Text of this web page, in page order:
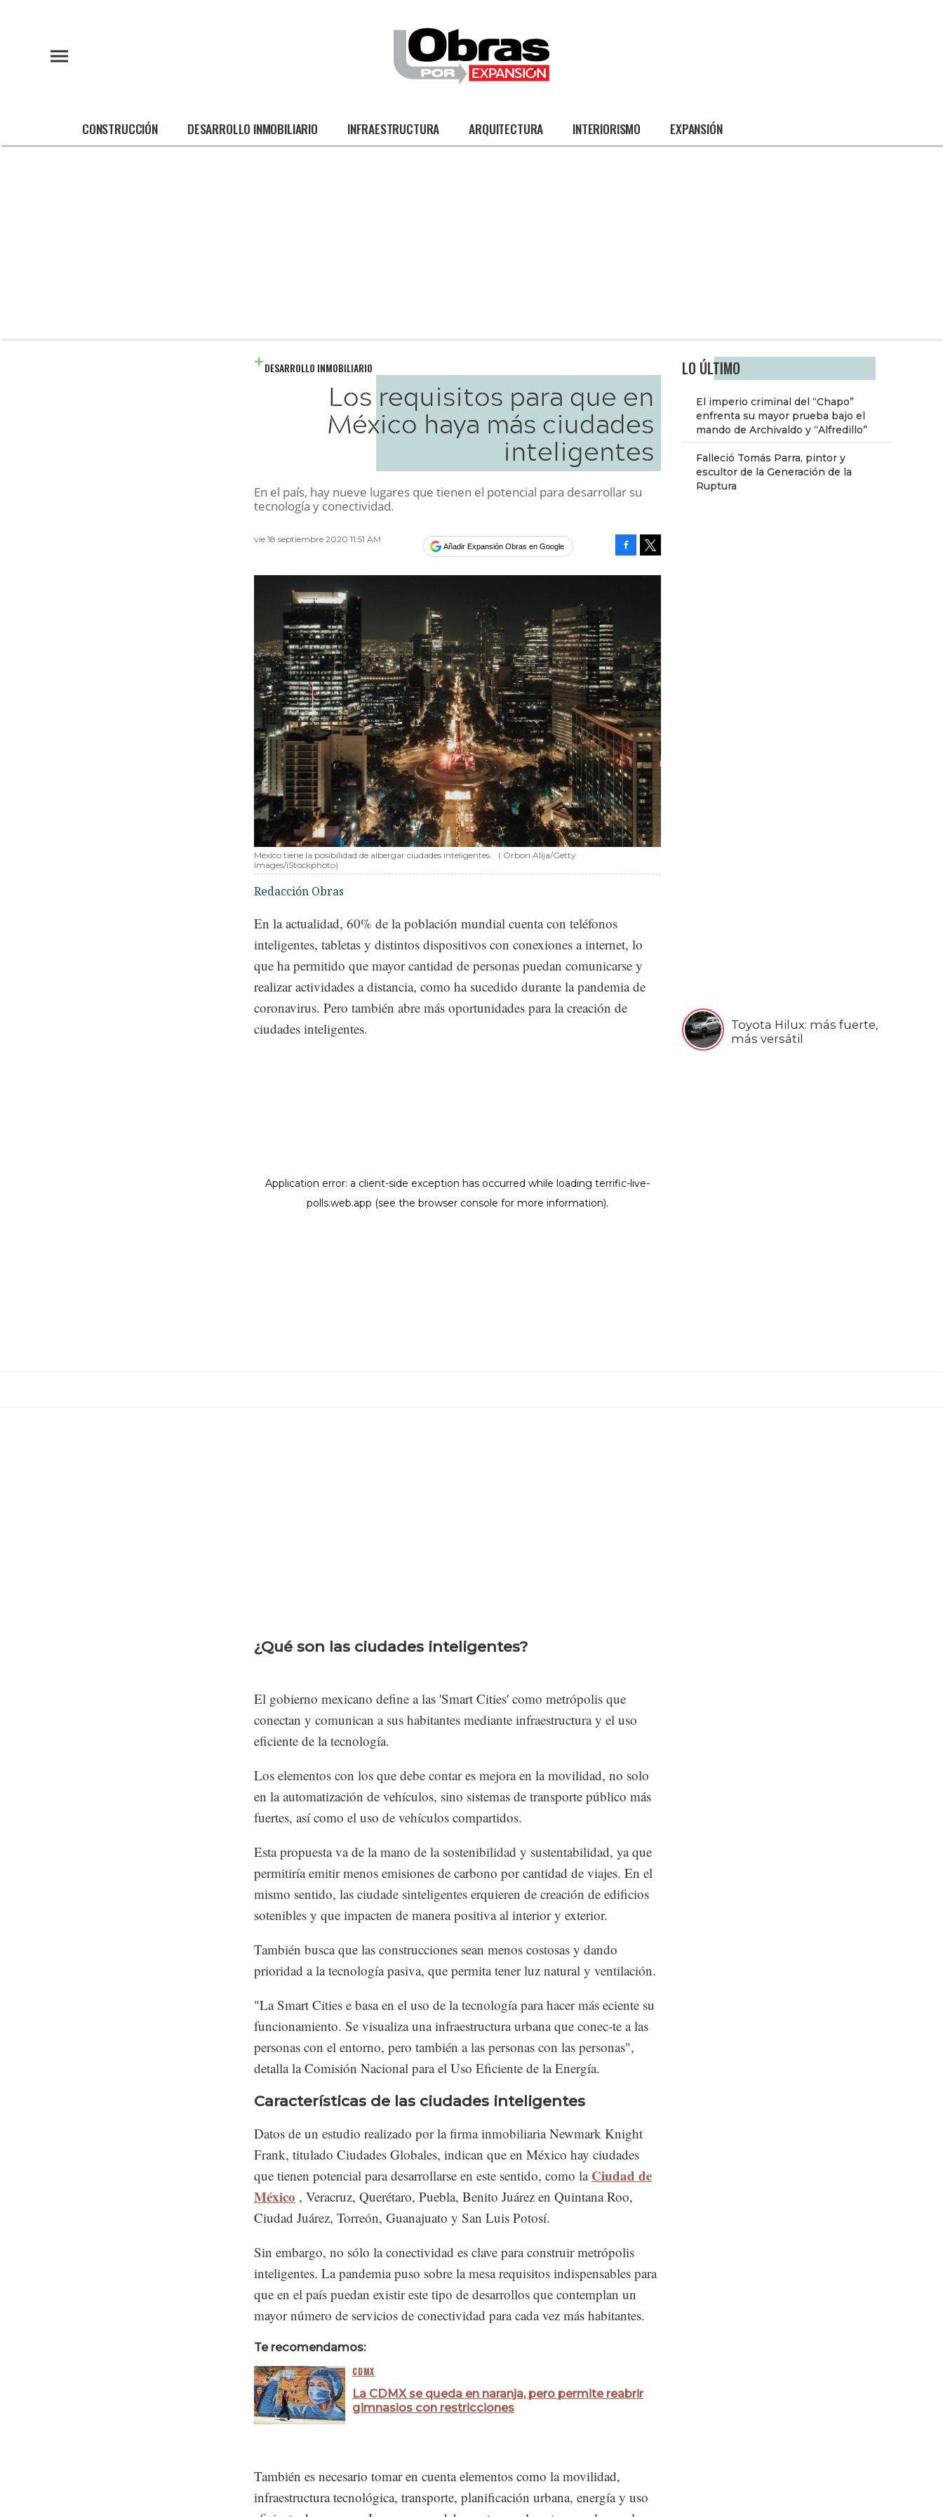
CONSTRUCCIÓN DESARROLLO INMOBILIARIO INFRAESTRUCTURA ARQUITECTURA INTERIORISMO EXPANSIÓN
LO ÚLTIMO
El imperio criminal del “Chapo”
enfrenta su mayor prueba bajo el
mando de Archivaldo y “Alfredillo”
Falleció Tomás Parra, pintor y
escultor de la Generación de la
Ruptura
Toyota Hilux: más fuerte,
más versátil
DESARROLLO INMOBILIARIO
Los requisitos para que en
México haya más ciudades
inteligentes
En el país, hay nueve lugares que tienen el potencial para desarrollar su
tecnología y conectividad.
vie 18 septiembre 2020 11:51 AM
Añadir Expansión Obras en Google
México tiene la posibilidad de albergar ciudades inteligentes.
( Orbon Alija/Getty
Images/iStockphoto)
Redacción Obras
En la actualidad, 60% de la población mundial cuenta con teléfonos
inteligentes, tabletas y distintos dispositivos con conexiones a internet, lo
que ha permitido que mayor cantidad de personas puedan comunicarse y
realizar actividades a distancia, como ha sucedido durante la pandemia de
coronavirus. Pero también abre más oportunidades para la creación de
ciudades inteligentes.
¿Qué son las ciudades inteligentes?
El gobierno mexicano define a las 'Smart Cities' como metrópolis que
conectan y comunican a sus habitantes mediante infraestructura y el uso
eficiente de la tecnología.
Los elementos con los que debe contar es mejora en la movilidad, no solo
en la automatización de vehículos, sino sistemas de transporte público más
fuertes, así como el uso de vehículos compartidos.
Esta propuesta va de la mano de la sostenibilidad y sustentabilidad, ya que
permitiría emitir menos emisiones de carbono por cantidad de viajes. En el
mismo sentido, las ciudade sinteligentes erquieren de creación de edificios
sotenibles y que impacten de manera positiva al interior y exterior.
También busca que las construcciones sean menos costosas y dando
prioridad a la tecnología pasiva, que permita tener luz natural y ventilación.
"La Smart Cities e basa en el uso de la tecnología para hacer más eciente su
funcionamiento. Se visualiza una infraestructura urbana que conec-te a las
personas con el entorno, pero también a las personas con las personas",
detalla la Comisión Nacional para el Uso Eficiente de la Energía.
Características de las ciudades inteligentes
Datos de un estudio realizado por la firma inmobiliaria Newmark Knight
Frank, titulado Ciudades Globales, indican que en México hay ciudades
que tienen potencial para desarrollarse en este sentido, como la Ciudad de
México , Veracruz, Querétaro, Puebla, Benito Juárez en Quintana Roo,
Ciudad Juárez, Torreón, Guanajuato y San Luis Potosí.
Sin embargo, no sólo la conectividad es clave para construir metrópolis
inteligentes. La pandemia puso sobre la mesa requisitos indispensables para
que en el país puedan existir este tipo de desarrollos que contemplan un
mayor número de servicios de conectividad para cada vez más habitantes.
Te recomendamos:
CDMX
La CDMX se queda en naranja, pero permite reabrir
gimnasios con restricciones
También es necesario tomar en cuenta elementos como la movilidad,
infraestructura tecnológica, transporte, planificación urbana, energía y uso